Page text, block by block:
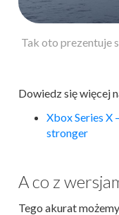
Tak oto prezentuje
Dowiedz się więcej
Xbox Series X
stronger
A co z
Tego akurat